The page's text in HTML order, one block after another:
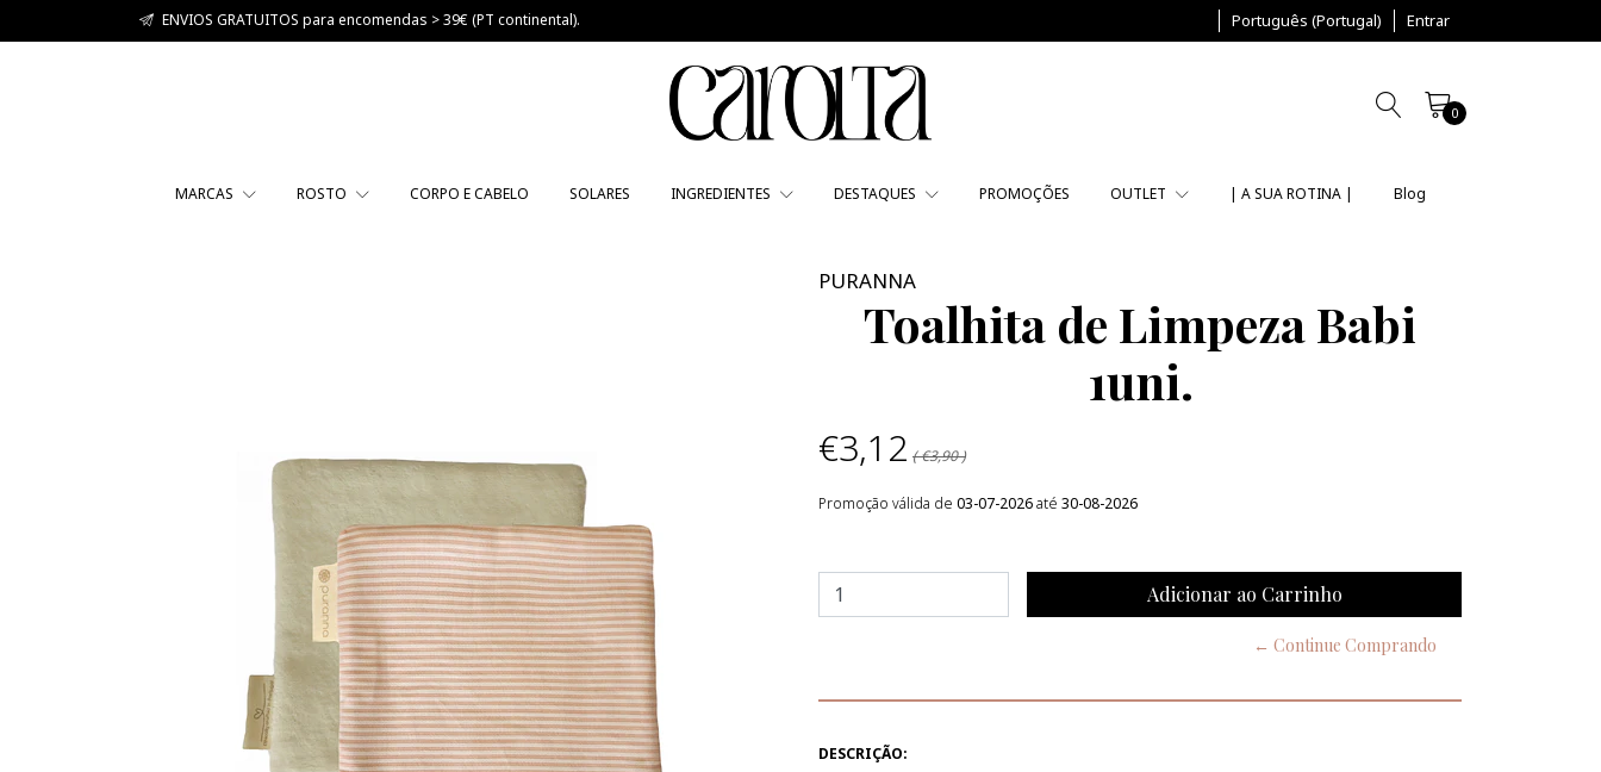
ENVIOS GRATUITOS para encomendas > 39€ (PT continental). Português (Portugal) Entrar
0
MARCAS ROSTO CORPO E CABELO SOLARES INGREDIENTES DESTAQUES PROMOÇÕES OUTLET | A SUA ROTINA | Blog
PURANNA
Toalhita de Limpeza Babi
1uni.
€3,12 ( €3,90 )
Promoção válida de 03-07-2026até 30-08-2026
← Continue Comprando
DESCRIÇÃO: